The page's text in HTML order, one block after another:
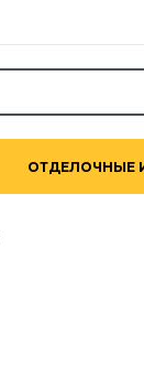
ОТДЕЛОЧНЫЕ